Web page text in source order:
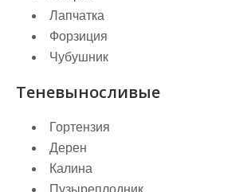
Лапчатка
Форзиция
Чубушник
Теневыносливые
Гортензия
Дерен
Калина
Пузыреплодник